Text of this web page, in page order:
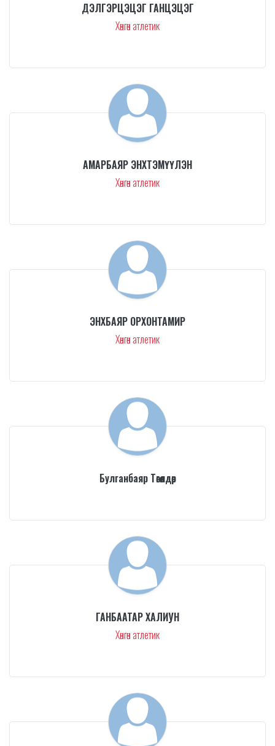
ДЭЛГЭРЦЭЦЭГ ГАНЦЭЦЭГ
Хөнгөн атлетик
АМАРБАЯР ЭНХТЭМҮҮЛЭН
Хөнгөн атлетик
ЭНХБАЯР ОРХОНТАМИР
Хөнгөн атлетик
Булганбаяр Төгөлдөр
ГАНБААТАР ХАЛИУН
Хөнгөн атлетик